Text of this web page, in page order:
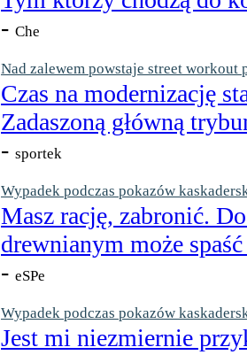
- Che
Nad zalewem powstaje street workout
Czas na modernizację
Zadaszoną główną
- sportek
Wypadek podczas pokazów
Masz rację, zabronić.
drewnianym może
- eSPe
Wypadek podczas pokazów
Jest mi niezmiernie